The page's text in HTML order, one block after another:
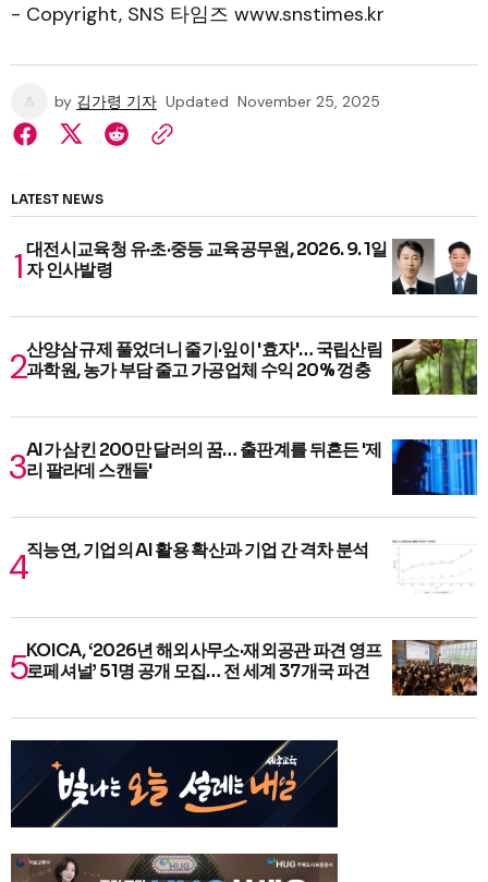
- Copyright, SNS 타임즈 www.snstimes.kr
by 김가령 기자 Updated November 25, 2025
LATEST NEWS
대전시교육청 유·초·중등 교육공무원, 2026. 9. 1일
자 인사발령
산양삼 규제 풀었더니 줄기·잎이 '효자'… 국립산림
과학원, 농가 부담 줄고 가공업체 수익 20% 껑충
AI가 삼킨 200만 달러의 꿈… 출판계를 뒤흔든 '제
리 팔라데 스캔들'
직능연, 기업의 AI 활용 확산과 기업 간 격차 분석
KOICA, ‘2026년 해외사무소·재외공관 파견 영프
로페셔널’ 51명 공개 모집… 전 세계 37개국 파견